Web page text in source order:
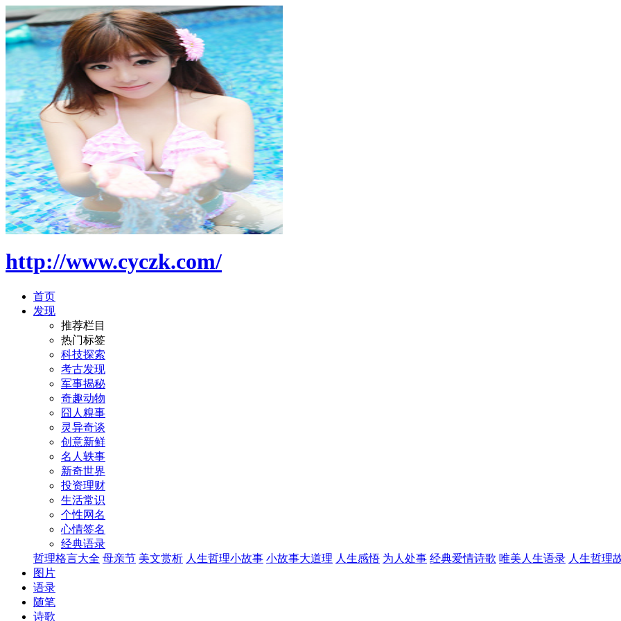
http://www.cyczk.com/
首页
发现
推荐栏目
热门标签
科技探索
考古发现
军事揭秘
奇趣动物
囧人糗事
灵异奇谈
创意新鲜
名人轶事
新奇世界
投资理财
生活常识
个性网名
心情签名
经典语录
哲理格言大全 母亲节 美文赏析 人生哲理小故事 小故事大道理 人生感悟 为人处事 经典爱情诗歌 唯美人生语录 人生哲理
图片
语录
随笔
诗歌